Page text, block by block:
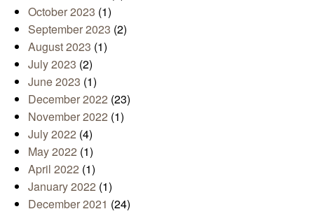
October 2023 (1)
September 2023 (2)
August 2023 (1)
July 2023 (2)
June 2023 (1)
December 2022 (23)
November 2022 (1)
July 2022 (4)
May 2022 (1)
April 2022 (1)
January 2022 (1)
December 2021 (24)